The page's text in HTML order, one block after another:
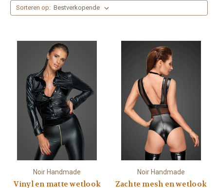
Sorteren op:
Noir Handmade
Vinyl en matte wetlook
Noir Handmade
Zachte mesh en wetlook